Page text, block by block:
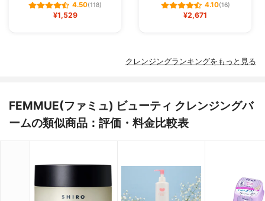
4.50(118)
¥1,529
4.10(16)
¥2,671
クレンジングランキングをもっと見る
FEMMUE(ファミュ) ビューティ クレンジングバ
ームの類似商品：評価・料金比較表